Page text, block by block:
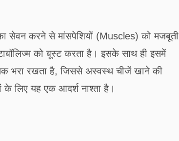
सेवन करने से मांसपेशियों (Muscles) को मजबूती
को बूस्ट करता है। इसके साथ ही इसमें
भरा रखता है, जिससे अस्वस्थ चीजें खाने की
के लिए यह एक आदर्श नाश्ता है।